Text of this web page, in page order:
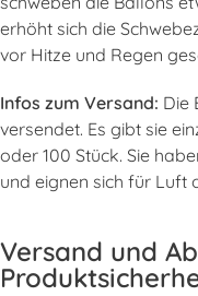
erhöht sich die
vor Hitze und Regen
Infos zum Versand: Die
versendet. Es gibt sie
oder 100 Stück. Sie
und eignen sich für Luft
Versand und